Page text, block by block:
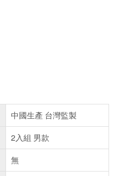
中國生產 台灣監製
2入組 男款
無